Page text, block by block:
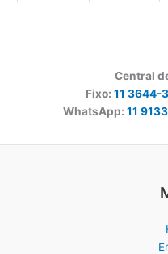
Central
Fixo: 11 3644-
WhatsApp: 11